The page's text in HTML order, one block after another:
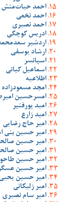
احمد حیات‌منش
احمد نخعی
احمد نصیری
ادریس کوچکی
اردشیر
ارشاد یوسفی
اسپانسر
اسماعیل کیانی
اطلاعیه
امجد مسعودزاده
امسرحسین
امید پورقنبر
امید زارع
امیر حاج رضایی
امیر حسین بنی
امیر حسین
امیر حسین
امیر حسین
امیر حسین
امیر حسین یحیی
امیر زلیکانی
امیر سام نصیری